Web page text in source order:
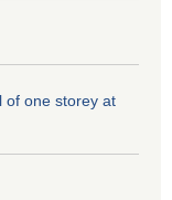
of one storey at